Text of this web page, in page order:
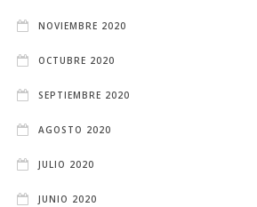
NOVIEMBRE 2020
OCTUBRE 2020
SEPTIEMBRE 2020
AGOSTO 2020
JULIO 2020
JUNIO 2020